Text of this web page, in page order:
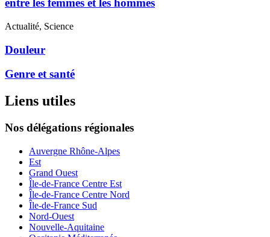
entre les femmes et les hommes
Actualité, Science
Douleur
Genre et santé
Liens utiles
Nos délégations régionales
Auvergne Rhône-Alpes
Est
Grand Ouest
Île-de-France Centre Est
Île-de-France Centre Nord
Île-de-France Sud
Nord-Ouest
Nouvelle-Aquitaine